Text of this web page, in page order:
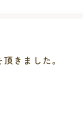
きました。